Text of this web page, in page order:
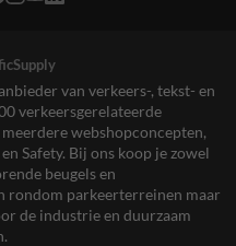
van verkeers-, tekst- en
verkeersgerelateerde
webshopconcepten,
Safety. Bij ons koop je zowel
beugels en
rondom parkeerterreinen maar
de industrie en duurzaam